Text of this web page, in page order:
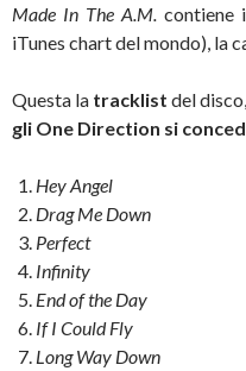
Made In The A.M. contiene
iTunes chart del mondo), la
Questa la tracklist del disco,
gli One Direction si
Hey Angel
Drag Me Down
Perfect
Infinity
End of the Day
If I Could Fly
Long Way Down